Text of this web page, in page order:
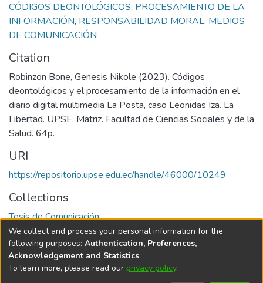
CÓDIGOS DEONTOLÓGICOS, PROCESAMIENTO DE LA
INFORMACIÓN, RESPONSABILIDAD MORAL, MEDIOS
DE COMUNICACIÓN
Citation
Robinzon Bone, Genesis Nikole (2023). Códigos
deontológicos y el procesamiento de la información en el
diario digital multimedia La Posta, caso Leonidas Iza. La
Libertad. UPSE, Matriz. Facultad de Ciencias Sociales y de la
Salud. 64p.
URI
https://repositorio.upse.edu.ec/handle/46000/10249
Collections
Tesis de Comunicación
Full item page
DSpace softwarecopyright © 2002-2026
We collect and process your personal information for the
following purposes: Authentication, Preferences,
Acknowledgement and Statistics.
To learn more, please read our privacy policy.